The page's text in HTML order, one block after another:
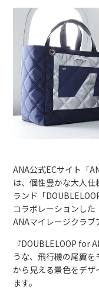
ANA公式ECサイト「
は、個性豊かな大人
ランド「
コラボレーションし
ANAマイレージクラブ
『DOUBLELOOP for
うな、飛行機の尾翼
から見える景色をデ
ます。